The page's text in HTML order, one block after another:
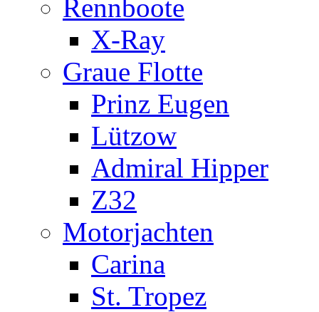
Rennboote
X-Ray
Graue Flotte
Prinz Eugen
Lützow
Admiral Hipper
Z32
Motorjachten
Carina
St. Tropez